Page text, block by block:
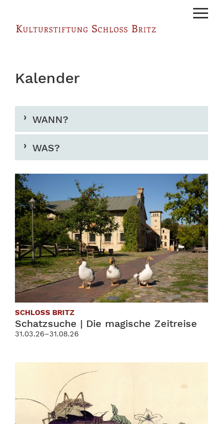
Menu
Kalender
WANN?
WAS?
SCHLOSS BRITZ
Schatzsuche | Die magische Zeitreise
31.03.26–31.08.26